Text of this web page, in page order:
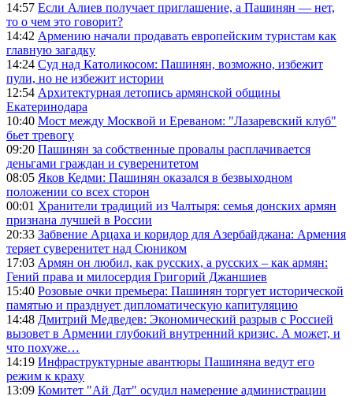
14:57 Если Алиев получает приглашение, а Пашинян — нет,
то о чем это говорит?
14:42 Армению начали продавать европейским туристам как
главную загадку
14:24 Суд над Католикосом: Пашинян, возможно, избежит
пули, но не избежит истории
12:54 Архитектурная летопись армянской общины
Екатеринодара
10:40 Мост между Москвой и Ереваном: "Лазаревский клуб"
бьет тревогу
09:20 Пашинян за собственные провалы расплачивается
деньгами граждан и суверенитетом
08:05 Яков Кедми: Пашинян оказался в безвыходном
положении со всех сторон
00:01 Хранители традиций из Чалтыря: семья донских армян
признана лучшей в России
20:33 Забвение Арцаха и коридор для Азербайджана: Армения
теряет суверенитет над Сюником
17:03 Армян он любил, как русских, а русских – как армян:
Гений права и милосердия Григорий Джаншиев
15:40 Розовые очки премьера: Пашинян торгует исторической
памятью и празднует дипломатическую капитуляцию
14:48 Дмитрий Медведев: Экономический разрыв с Россией
вызовет в Армении глубокий внутренний кризис. А может, и
что похуже…
14:19 Инфраструктурные авантюры Пашиняна ведут его
режим к краху
13:09 Комитет "Ай Дат" осудил намерение администрации